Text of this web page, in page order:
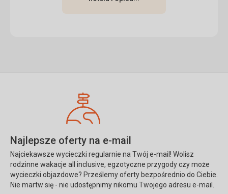
Najlepsze oferty na e-mail
Najciekawsze wycieczki regularnie na Twój e-mail! Wolisz
rodzinne wakacje all inclusive, egzotyczne przygody czy może
wycieczki objazdowe? Prześlemy oferty bezpośrednio do Ciebie.
Nie martw się - nie udostępnimy nikomu Twojego adresu e-mail.